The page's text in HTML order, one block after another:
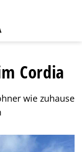
Cordia
wie zuhause